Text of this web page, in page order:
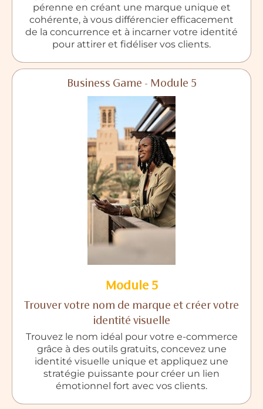
pérenne en créant une marque unique et
cohérente, à vous différencier efficacement
de la concurrence et à incarner votre identité
pour attirer et fidéliser vos clients.
Business Game - Module 5
Module 5
Trouver votre nom de marque et créer votre
identité visuelle
Trouvez le nom idéal pour votre e-commerce
grâce à des outils gratuits, concevez une
identité visuelle unique et appliquez une
stratégie puissante pour créer un lien
émotionnel fort avec vos clients.